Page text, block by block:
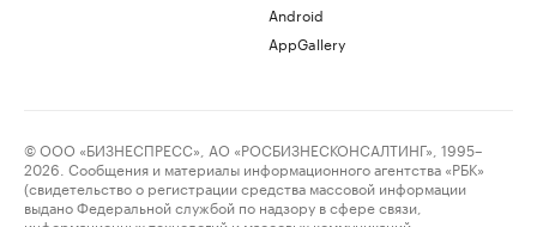
Android
AppGallery
© ООО «БИЗНЕСПРЕСС», АО «РОСБИЗНЕСКОНСАЛТИНГ», 1995–
2026. Сообщения и материалы информационного агентства «РБК»
(свидетельство о регистрации средства массовой информации
выдано Федеральной службой по надзору в сфере связи,